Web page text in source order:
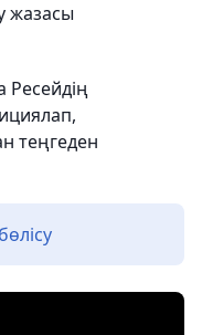
жазасы
теңгеден